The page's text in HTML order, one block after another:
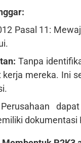
Pasal 11:
Tanpa
mereka. Ini
Perusahaan
dokumentasi